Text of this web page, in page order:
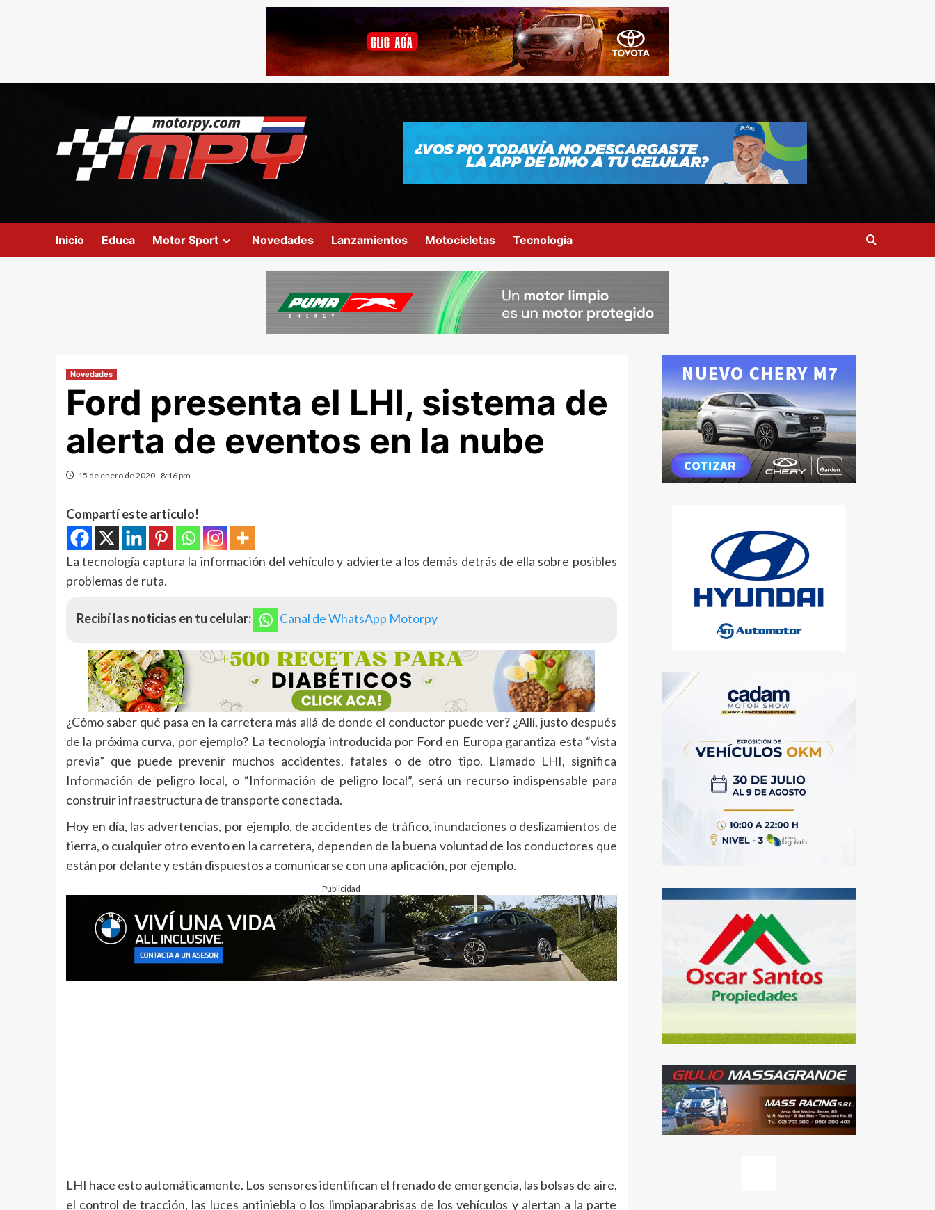
Inicio Educa Motor Sport Novedades Lanzamientos Motocicletas Tecnologia
Novedades
Ford presenta el LHI, sistema de
alerta de eventos en la nube
15 de enero de 2020 - 8:16 pm
Compartí este artículo!
La tecnología captura la información del vehículo y advierte a los demás detrás de ella sobre posibles
problemas de ruta.
Recibí las noticias en tu celular: Canal de WhatsApp Motorpy
¿Cómo saber qué pasa en la carretera más allá de donde el conductor puede ver? ¿Allí, justo después
de la próxima curva, por ejemplo? La tecnología introducida por Ford en Europa garantiza esta “vista
previa” que puede prevenir muchos accidentes, fatales o de otro tipo. Llamado LHI, significa
Información de peligro local, o “Información de peligro local”, será un recurso indispensable para
construir infraestructura de transporte conectada.
Hoy en día, las advertencias, por ejemplo, de accidentes de tráfico, inundaciones o deslizamientos de
tierra, o cualquier otro evento en la carretera, dependen de la buena voluntad de los conductores que
están por delante y están dispuestos a comunicarse con una aplicación, por ejemplo.
Publicidad
LHI hace esto automáticamente. Los sensores identifican el frenado de emergencia, las bolsas de aire,
el control de tracción, las luces antiniebla o los limpiaparabrisas de los vehículos y alertan a la parte